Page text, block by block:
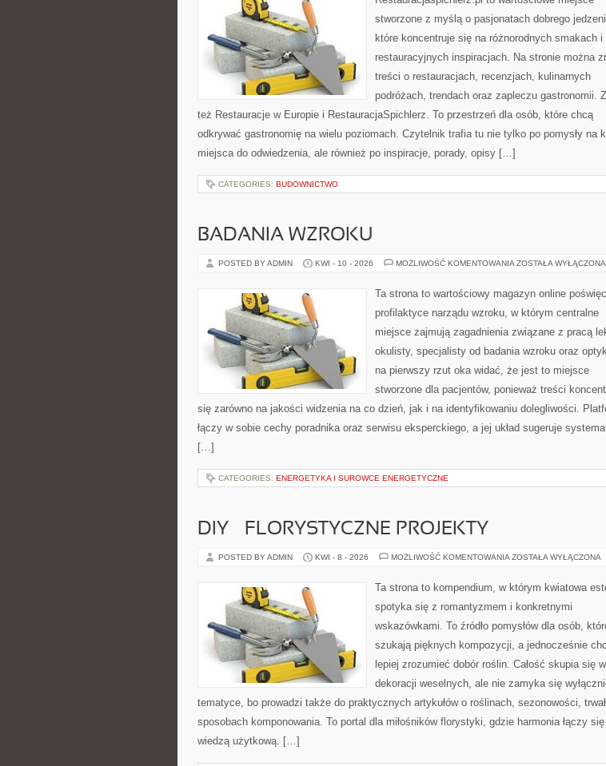
stworzone z myślą o pasjonatach dobrego
które koncentruje się na różnorodnych smakach i
restauracyjnych inspiracjach. Na stronie można
treści o restauracjach, recenzjach, kulinarnych
podróżach, trendach oraz zapleczu gastronomii.
też Restauracje w Europie i RestauracjaSpichlerz. To przestrzeń dla osób, które chcą
odkrywać gastronomię na wielu poziomach. Czytelnik trafia tu nie tylko po pomysły na
miejsca do odwiedzenia, ale również po inspiracje, porady, opisy […]
CATEGORIES: BUDOWNICTWO
BADANIA WZROKU
POSTED BY ADMIN KWI - 10 - 2026 MOŻLIWOŚĆ KOMENTOWANIA BADANIA
ZOSTAŁA WYŁĄCZONA
Ta strona to wartościowy magazyn online
profilaktyce narządu wzroku, w którym centralne
miejsce zajmują zagadnienia związane z pracą
okulisty, specjalisty od badania wzroku oraz
na pierwszy rzut oka widać, że jest to miejsce
stworzone dla pacjentów, ponieważ treści
się zarówno na jakości widzenia na co dzień, jak i na identyfikowaniu dolegliwości.
łączy w sobie cechy poradnika oraz serwisu eksperckiego, a jej układ sugeruje
[…]
CATEGORIES: ENERGETYKA I SUROWCE ENERGETYCZNE
DIY – FLORYSTYCZNE PROJEKTY
POSTED BY ADMIN KWI - 8 - 2026 MOŻLIWOŚĆ KOMENTOWANIA DIY
PROJEKTY
ZOSTAŁA WYŁĄCZONA
Ta strona to kompendium, w którym kwiatowa
spotyka się z romantyzmem i konkretnymi
wskazówkami. To źródło pomysłów dla osób,
szukają pięknych kompozycji, a jednocześnie
lepiej zrozumieć dobór roślin. Całość skupia się
dekoracji weselnych, ale nie zamyka się
tematyce, bo prowadzi także do praktycznych artykułów o roślinach, sezonowości,
sposobach komponowania. To portal dla miłośników florystyki, gdzie harmonia łączy
wiedzą użytkową. […]